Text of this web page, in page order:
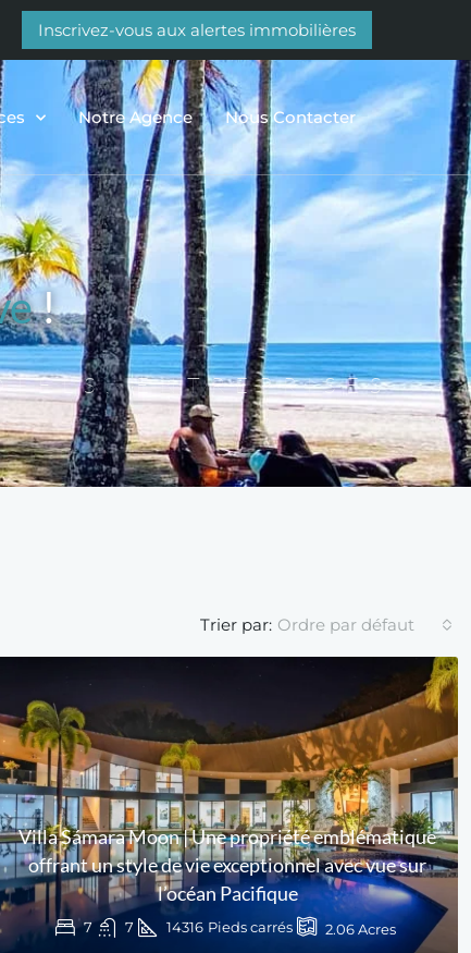
Inscrivez-vous aux alertes immobilières
Notre Agence Nous Contacter
!
ENTREPRISES
Trier par: Ordre par défaut
Villa Sámara Moon | Une propriété emblématique
offrant un style de vie exceptionnel avec vue sur
l’océan Pacifique
7 7 14316 Pieds carrés 2.06Acres